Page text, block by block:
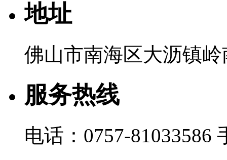
地址
佛山市南海区大沥镇
服务热线
电话：0757-81033586